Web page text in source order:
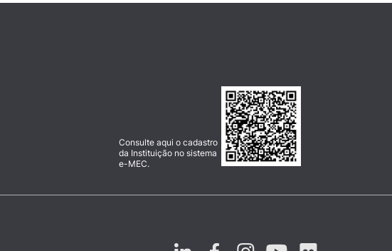
Consulte aqui o cadastro
da Instituição no sistema
e-MEC.